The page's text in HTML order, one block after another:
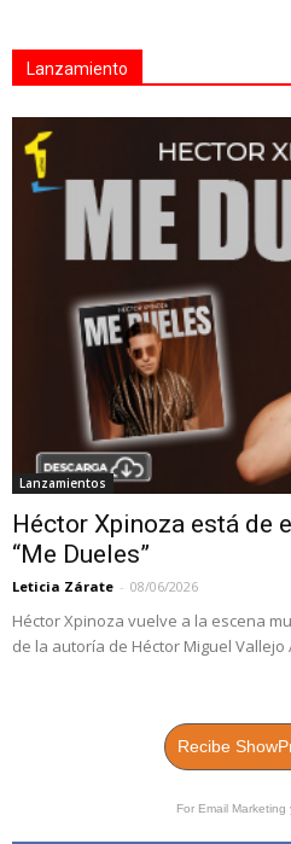
Lanzamiento
Lanzamientos
Héctor Xpinoza está de
“Me Dueles”
Leticia Zárate - 08/06/2026
Héctor Xpinoza vuelve a la escena
de la autoría de Héctor Miguel
Recibe
For Email Marketing